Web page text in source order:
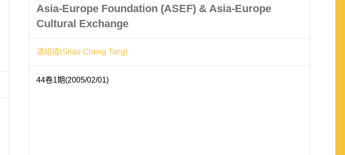
Asia-Europe Foundation (ASEF) & Asia-Europe
Cultural Exchange
湯紹成(Shao-Cheng Tang)
44卷1期(2005/02/01)